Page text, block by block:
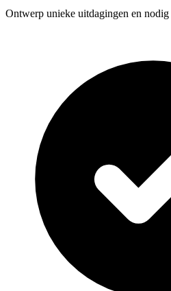
Ontwerp unieke uitdagingen en